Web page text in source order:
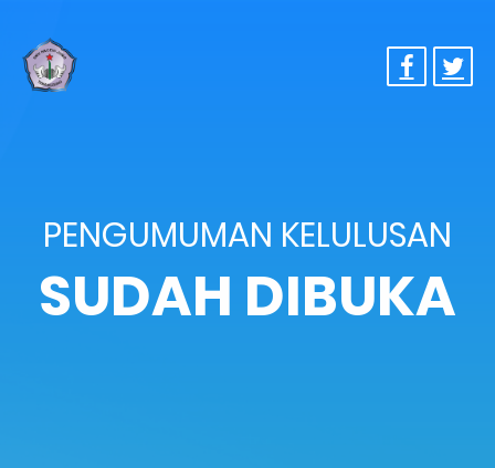
PENGUMUMAN KELULUSAN
SUDAH DIBUKA